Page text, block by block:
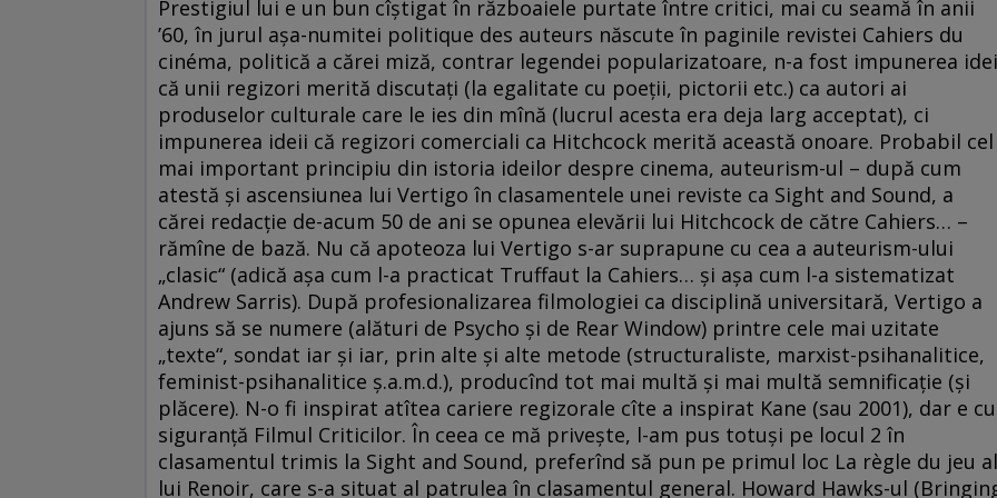
Prestigiul lui e un bun cîştigat în războaiele purtate între critici, mai cu seamă în anii
’60, în jurul aşa-numitei politique des auteurs născute în paginile revistei Cahiers du
cinéma, politică a cărei miză, contrar legendei popularizatoare, n-a fost impunerea
că unii regizori merită discutaţi (la egalitate cu poeţii, pictorii etc.) ca autori ai
produselor culturale care le ies din mînă (lucrul acesta era deja larg acceptat), ci
impunerea ideii că regizori comerciali ca Hitchcock merită această onoare. Probabil cel
mai important principiu din istoria ideilor despre cinema, auteurism-ul – după cum
atestă şi ascensiunea lui Vertigo în clasamentele unei reviste ca Sight and Sound, a
cărei redacţie de-acum 50 de ani se opunea elevării lui Hitchcock de către Cahiers… –
rămîne de bază. Nu că apoteoza lui Vertigo s-ar suprapune cu cea a auteurism-ului
„clasic“ (adică aşa cum l-a practicat Truffaut la Cahiers… şi aşa cum l-a sistematizat
Andrew Sarris). După profesionalizarea filmologiei ca disciplină universitară, Vertigo a
ajuns să se numere (alături de Psycho şi de Rear Window) printre cele mai uzitate
„texte“, sondat iar şi iar, prin alte şi alte metode (structuraliste, marxist-psihanalitice,
feminist-psihanalitice ş.a.m.d.), producînd tot mai multă şi mai multă semnificaţie (şi
plăcere). N-o fi inspirat atîtea cariere regizorale cîte a inspirat Kane (sau 2001), dar e cu
siguranţă Filmul Criticilor. În ceea ce mă priveşte, l-am pus totuşi pe locul 2 în
clasamentul trimis la Sight and Sound, preferînd să pun pe primul loc La règle du jeu al
lui Renoir, care s-a situat al patrulea în clasamentul general. Howard Hawks-ul